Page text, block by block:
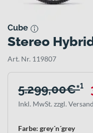
Cube
Stereo
Art. Nr. 119807
5.299,00€*¹
Inkl. MwSt. zzgl. Versand
Farbe: grey´n´grey